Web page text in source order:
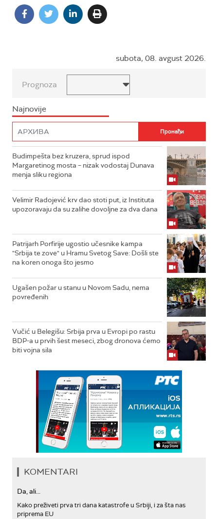
subota, 08. avgust 2026.
Prognoza
Najnovije
Budimpešta bez kruzera, sprud ispod
Margaretinog mosta – nizak vodostaj Dunava
menja sliku regiona
Velimir Radojević krv dao stoti put, iz Instituta
upozoravaju da su zalihe dovoljne za dva dana
Patrijarh Porfirije ugostio učesnike kampa
"Srbija te zove" u Hramu Svetog Save: Došli ste
na koren onoga što jesmo
Ugašen požar u stanu u Novom Sadu, nema
povređenih
Vučić u Belegišu: Srbija prva u Evropi po rastu
BDP-a u prvih šest meseci, zbog dronova ćemo
biti vojna sila
KOMENTARI
Da, ali...
Kako preživeti prva tri dana katastrofe u Srbiji, i za šta nas
priprema EU